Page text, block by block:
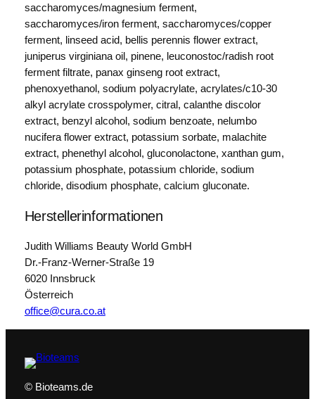
saccharomyces/magnesium ferment,
saccharomyces/iron ferment, saccharomyces/copper
ferment, linseed acid, bellis perennis flower extract,
juniperus virginiana oil, pinene, leuconostoc/radish root
ferment filtrate, panax ginseng root extract,
phenoxyethanol, sodium polyacrylate, acrylates/c10-30
alkyl acrylate crosspolymer, citral, calanthe discolor
extract, benzyl alcohol, sodium benzoate, nelumbo
nucifera flower extract, potassium sorbate, malachite
extract, phenethyl alcohol, gluconolactone, xanthan gum,
potassium phosphate, potassium chloride, sodium
chloride, disodium phosphate, calcium gluconate.
Herstellerinformationen
Judith Williams Beauty World GmbH
Dr.-Franz-Werner-Straße 19
6020 Innsbruck
Österreich
office@cura.co.at
© Bioteams.de